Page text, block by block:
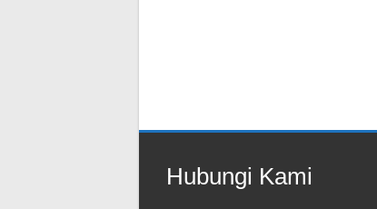
Hubungi Kami